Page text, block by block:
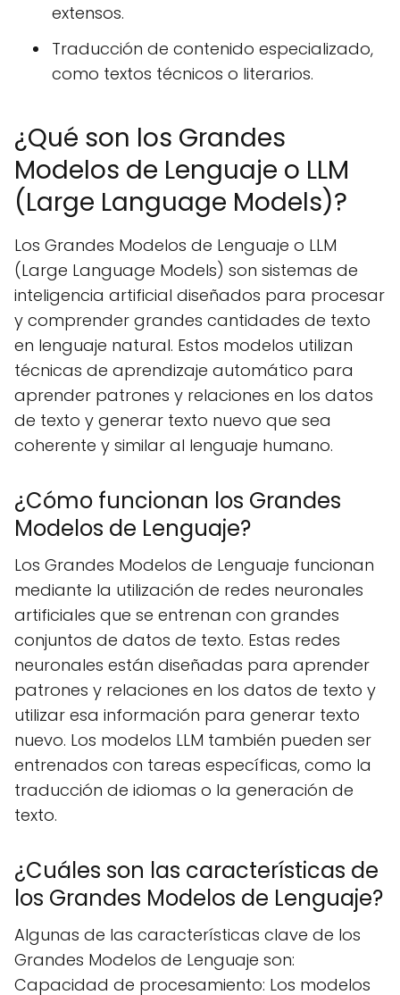
extensos.
Traducción de contenido especializado,
como textos técnicos o literarios.
¿Qué son los Grandes
Modelos de Lenguaje o LLM
(Large Language Models)?
Los Grandes Modelos de Lenguaje o LLM
(Large Language Models) son sistemas de
inteligencia artificial diseñados para procesar
y comprender grandes cantidades de texto
en lenguaje natural. Estos modelos utilizan
técnicas de aprendizaje automático para
aprender patrones y relaciones en los datos
de texto y generar texto nuevo que sea
coherente y similar al lenguaje humano.
¿Cómo funcionan los Grandes
Modelos de Lenguaje?
Los Grandes Modelos de Lenguaje funcionan
mediante la utilización de redes neuronales
artificiales que se entrenan con grandes
conjuntos de datos de texto. Estas redes
neuronales están diseñadas para aprender
patrones y relaciones en los datos de texto y
utilizar esa información para generar texto
nuevo. Los modelos LLM también pueden ser
entrenados con tareas específicas, como la
traducción de idiomas o la generación de
texto.
¿Cuáles son las características de
los Grandes Modelos de Lenguaje?
Algunas de las características clave de los
Grandes Modelos de Lenguaje son:
Capacidad de procesamiento: Los modelos